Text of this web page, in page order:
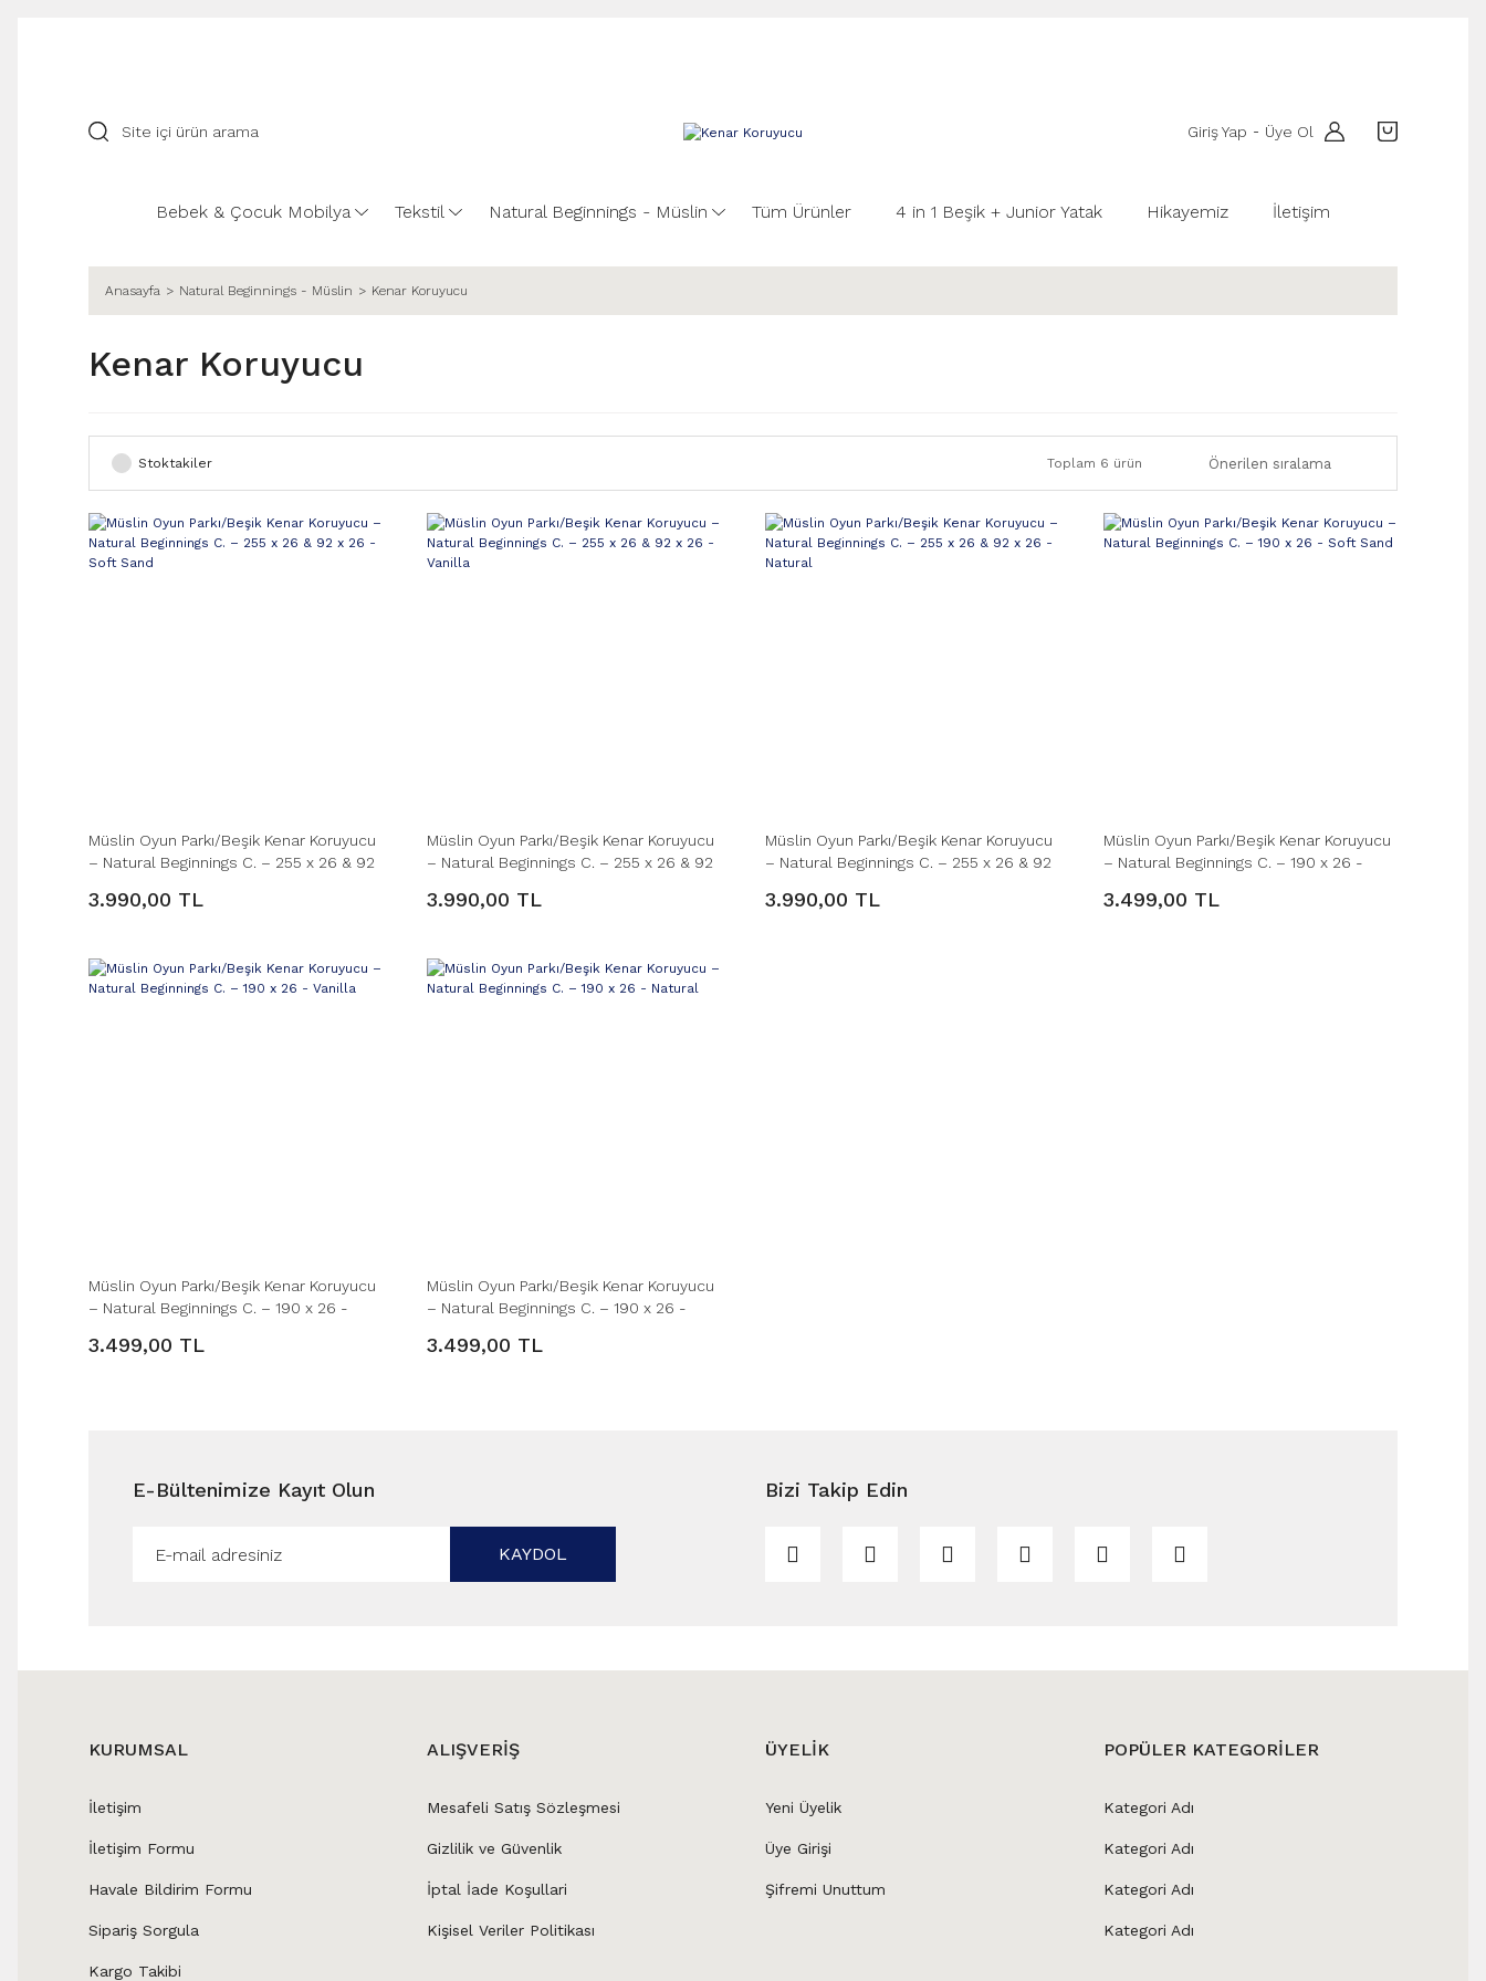
Giriş Yap - Üye Ol
Bebek & Çocuk Mobilya Tekstil Natural Beginnings - Müslin Tüm Ürünler 4 in 1 Beşik + Junior Yatak Hikayemiz İletişim
Anasayfa Natural Beginnings - Müslin Kenar Koruyucu
Kenar Koruyucu
Stoktakiler Toplam 6 ürün
Müslin Oyun Parkı/Beşik Kenar Koruyucu
– Natural Beginnings C. – 255 x 26 & 92
3.990,00 TL
Müslin Oyun Parkı/Beşik Kenar Koruyucu
– Natural Beginnings C. – 255 x 26 & 92
3.990,00 TL
Müslin Oyun Parkı/Beşik Kenar Koruyucu
– Natural Beginnings C. – 255 x 26 & 92
3.990,00 TL
Müslin Oyun Parkı/Beşik Kenar Koruyucu
– Natural Beginnings C. – 190 x 26 -
3.499,00 TL
Müslin Oyun Parkı/Beşik Kenar Koruyucu
– Natural Beginnings C. – 190 x 26 -
3.499,00 TL
Müslin Oyun Parkı/Beşik Kenar Koruyucu
– Natural Beginnings C. – 190 x 26 -
3.499,00 TL
E-Bültenimize Kayıt Olun
KAYDOL
Bizi Takip Edin
KURUMSAL
İletişim
İletişim Formu
Havale Bildirim Formu
Sipariş Sorgula
Kargo Takibi
ALIŞVERİŞ
Mesafeli Satış Sözleşmesi
Gizlilik ve Güvenlik
İptal İade Koşullari
Kişisel Veriler Politikası
ÜYELİK
Yeni Üyelik
Üye Girişi
Şifremi Unuttum
POPÜLER KATEGORİLER
Kategori Adı
Kategori Adı
Kategori Adı
Kategori Adı